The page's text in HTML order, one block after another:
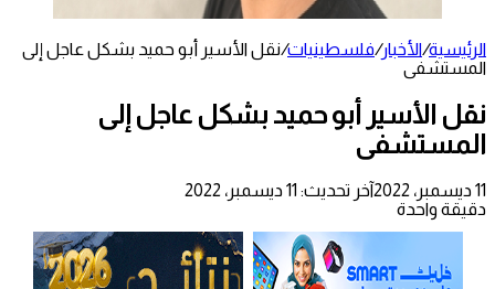
الرئيسية/الأخبار/فلسطينيات/نقل الأسير أبو حميد بشكل عاجل إلى
المستشفى
نقل الأسير أبو حميد بشكل عاجل إلى
المستشفى
11 ديسمبر، 2022
آخر تحديث: 11 ديسمبر، 2022
دقيقة واحدة